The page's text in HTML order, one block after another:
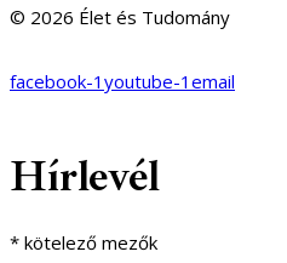
© 2026 Élet és Tudomány
facebook-1 youtube-1 email
Hírlevél
* kötelező mezők